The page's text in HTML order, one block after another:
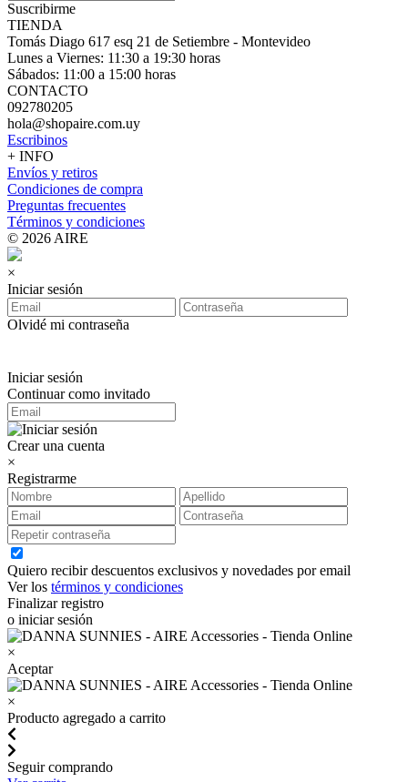
Suscribirme
TIENDA
Tomás Diago 617 esq 21 de Setiembre - Montevideo
Lunes a Viernes: 11:30 a 19:30 horas
Sábados: 11:00 a 15:00 horas
CONTACTO
092780205
hola@shopaire.com.uy
Escribinos
+ INFO
Envíos y retiros
Condiciones de compra
Preguntas frecuentes
Términos y condiciones
© 2026 AIRE
×
Iniciar sesión
Olvidé mi contraseña
Iniciar sesión
Continuar como invitado
Crear una cuenta
×
Registrarme
Quiero recibir descuentos exclusivos y novedades por email
Ver los términos y condiciones
Finalizar registro
o iniciar sesión
×
Aceptar
×
Producto agregado a carrito
Seguir comprando